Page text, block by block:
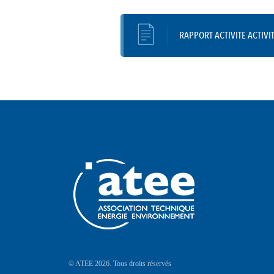
RAPPORT ACTIVITE
© ATEE 2026. Tous droits réservés